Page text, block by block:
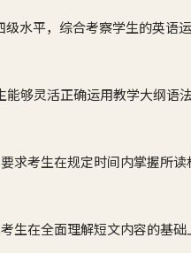
水平，综合考察学生的英语
够灵活正确运用教学大纲语
求考生在规定时间内掌握所
生在全面理解短文内容的基